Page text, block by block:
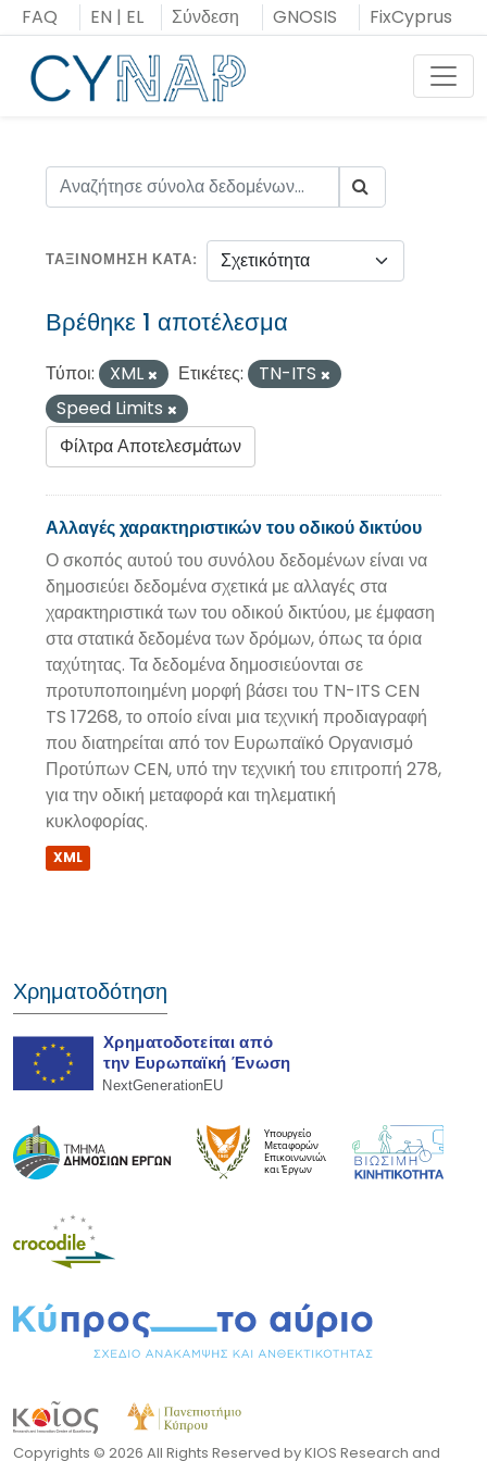
Μεταπήδηση
στο
περιεχόμενο
FAQ EN | EL Σύνδεση GNOSIS FixCyprus
ΤΑΞΙΝΌΜΗΣΗ ΚΑΤΆ
Βρέθηκε 1 αποτέλεσμα
Τύποι: XML Ετικέτες:
TN-ITS
Speed Limits
Φίλτρα Αποτελεσμάτων
Αλλαγές χαρακτηριστικών του οδικού δικτύου
Ο σκοπός αυτού του συνόλου δεδομένων είναι να
δημοσιεύει δεδομένα σχετικά με αλλαγές στα
χαρακτηριστικά των του οδικού δικτύου, με έμφαση
στα στατικά δεδομένα των δρόμων, όπως τα όρια
ταχύτητας. Τα δεδομένα δημοσιεύονται σε
προτυποποιημένη μορφή βάσει του TN-ITS CEN
TS 17268, το οποίο είναι μια τεχνική προδιαγραφή
που διατηρείται από τον Ευρωπαϊκό Οργανισμό
Προτύπων CEN, υπό την τεχνική του επιτροπή 278,
για την οδική μεταφορά και τηλεματική
κυκλοφορίας.
XML
Χρηματοδότηση
Copyrights © 2026 All Rights Reserved by KIOS Research and